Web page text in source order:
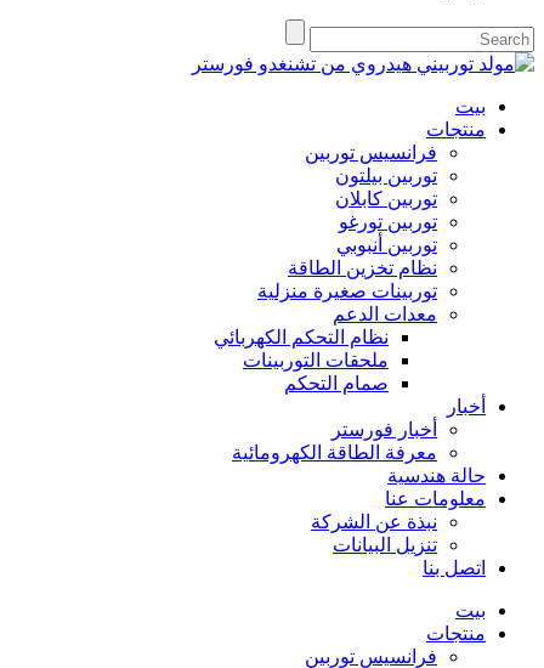
بيت
منتجات
فرانسيس توربين
توربين بيلتون
توربين كابلان
توربين تورغو
توربين أنبوبي
نظام تخزين الطاقة
توربينات صغيرة منزلية
معدات الدعم
نظام التحكم الكهربائي
ملحقات التوربينات
صمام التحكم
أخبار
أخبار فورستر
معرفة الطاقة الكهرومائية
حالة هندسية
معلومات عنا
نبذة عن الشركة
تنزيل البيانات
اتصل بنا
بيت
منتجات
فرانسيس توربين